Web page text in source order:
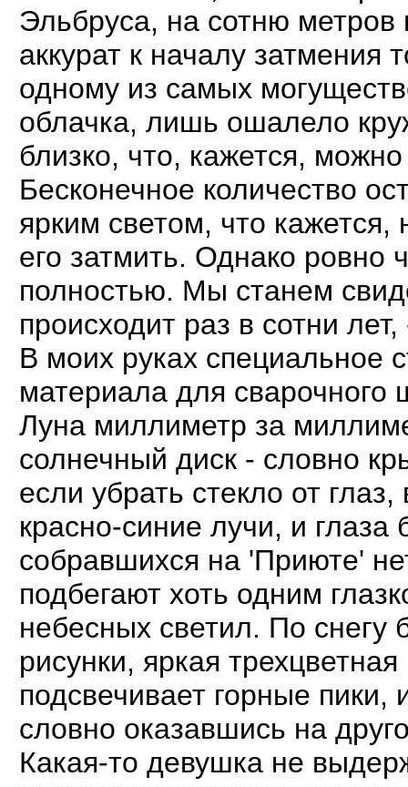
Эльбруса, на сотню
аккурат к началу затмения
одному из самых
облачка, лишь ошалело
близко, что, кажется,
Бесконечное количество
ярким светом, что
его затмить. Однако ровно
полностью. Мы станем
происходит раз в сотни
В моих руках специальное
материала для сварочного
Луна миллиметр за
солнечный диск - словно
если убрать стекло от
красно-синие лучи, и
собравшихся на 'Приюте'
подбегают хоть одним
небесных светил. По снегу
рисунки, яркая
подсвечивает горные
словно оказавшись на
Какая-то девушка не